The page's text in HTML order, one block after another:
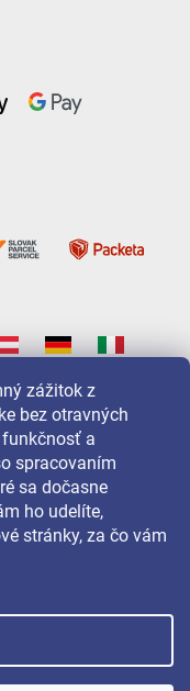
zážitok z
bez otravných
a
spracovaním
sa dočasne
ho udelíte,
stránky, za čo vám
práva vyhradené.